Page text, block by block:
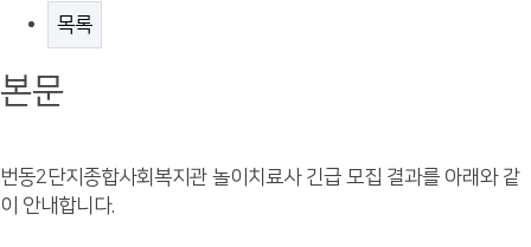
목록
본문
번동2단지종합사회복지관 놀이치료사 긴급 모집 결과를 아래와 같
이 안내합니다.